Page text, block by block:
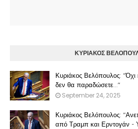
ΚΥΡΙΑΚΟΣ
Κυριάκος Βελόπουλος:
δεν θα παραδώσετε..."
September 24, 2025
Κυριάκος Βελόπουλος:
από Τραμπ και Ερντογάν -